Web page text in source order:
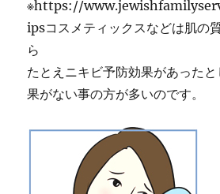
※https://
ipsコスメティックスなどは肌の
ら
たとえニキビ予防効果があった
果がない事の方が多いのです。